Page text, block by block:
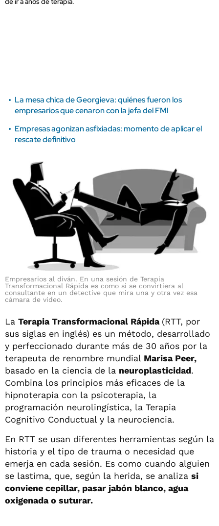
La mesa chica de Georgieva: quiénes fueron los
empresarios que cenaron con la jefa del FMI
Empresas agonizan asfixiadas: momento de aplicar el
rescate definitivo
Empresarios al diván. En una sesión de Terapia
Transformacional Rápida es como si se convirtiera al
consultante en un detective que mira una y otra vez esa
cámara de video.
La Terapia Transformacional Rápida (RTT, por
sus siglas en inglés) es un método, desarrollado
y perfeccionado durante más de 30 años por la
terapeuta de renombre mundial Marisa Peer,
basado en la ciencia de la neuroplasticidad.
Combina los principios más eficaces de la
hipnoterapia con la psicoterapia, la
programación neurolingística, la Terapia
Cognitivo Conductual y la neurociencia.
En RTT se usan diferentes herramientas según la
historia y el tipo de trauma o necesidad que
emerja en cada sesión. Es como cuando alguien
se lastima, que, según la herida, se analiza si
conviene cepillar, pasar jabón blanco, agua
oxigenada o suturar.